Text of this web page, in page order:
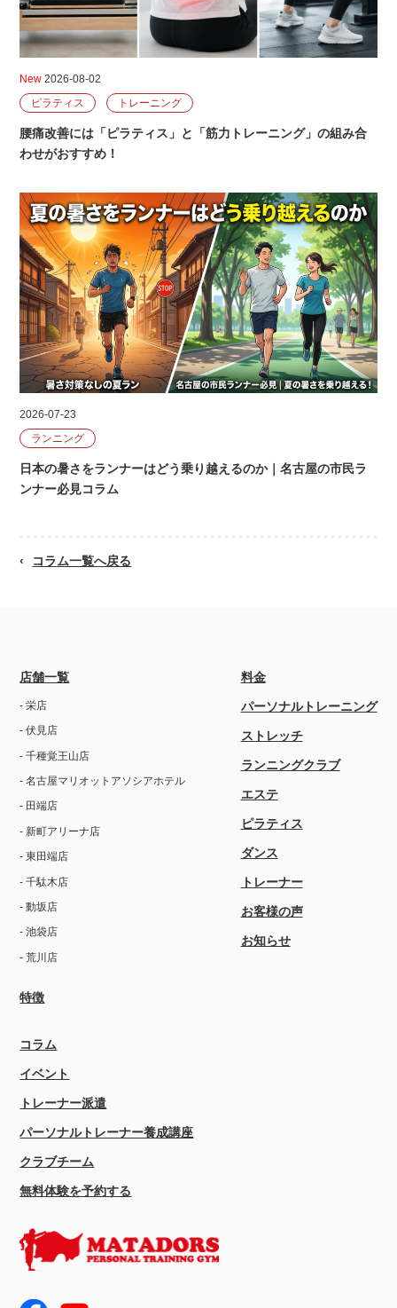
New2026-08-02
ピラティス
トレーニング
腰痛改善には「ピラティス」と「筋力トレーニング」の組み合
わせがおすすめ！
2026-07-23
ランニング
日本の暑さをランナーはどう乗り越えるのか｜名古屋の市民ラ
ンナー必見コラム
コラム一覧へ戻る
店舗一覧
- 栄店
- 伏見店
- 千種覚王山店
- 名古屋マリオットアソシアホテル
- 田端店
- 新町アリーナ店
- 東田端店
- 千駄木店
- 動坂店
- 池袋店
- 荒川店
特徴
料金
パーソナルトレーニング
ストレッチ
ランニングクラブ
エステ
ピラティス
ダンス
トレーナー
お客様の声
お知らせ
コラム
イベント
トレーナー派遣
パーソナルトレーナー養成講座
クラブチーム
無料体験を予約する